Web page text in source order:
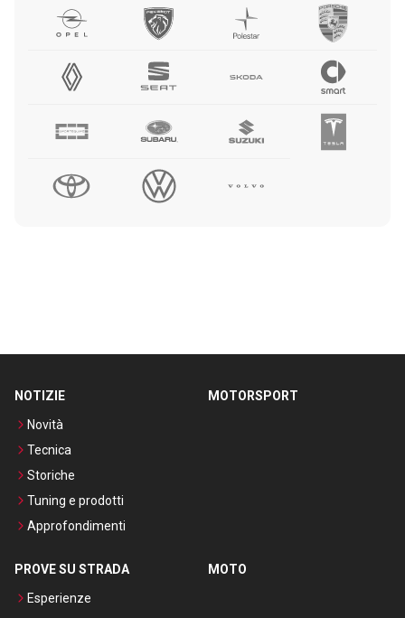
NOTIZIE
Novità
Tecnica
Storiche
Tuning e prodotti
Approfondimenti
MOTORSPORT
PROVE SU STRADA
Esperienze
MOTO